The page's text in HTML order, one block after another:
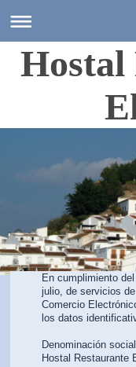
Hostal
En cumplimiento
julio, de servicios
Comercio
los datos
Denominación
Hostal Restaurante